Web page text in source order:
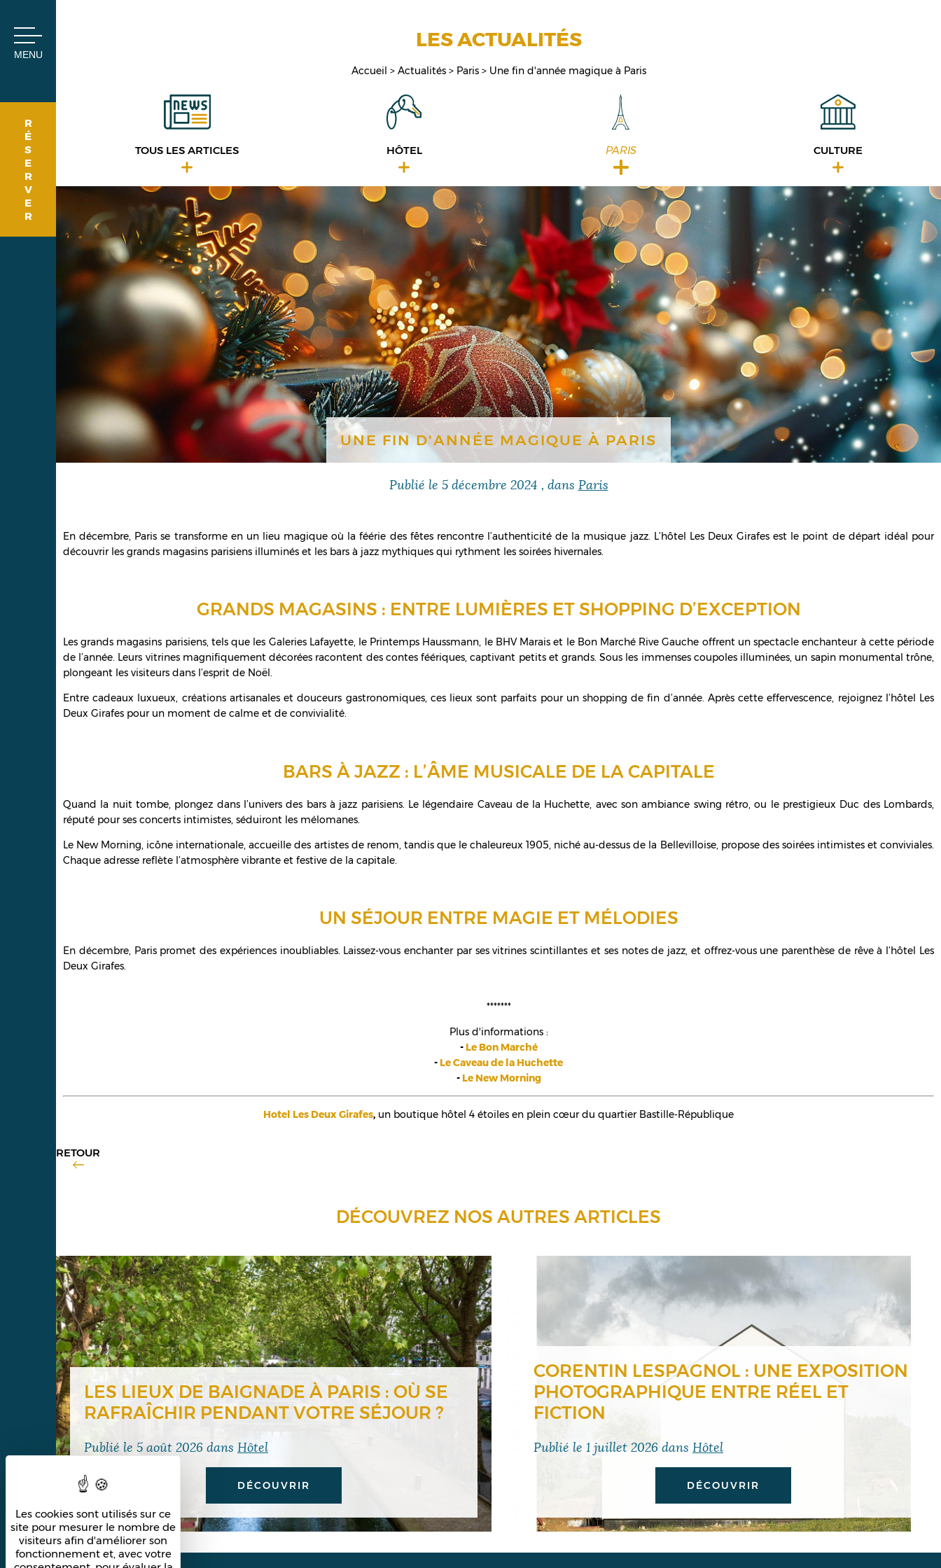
MENU
R
É
S
E
R
V
E
R
LES ACTUALITÉS
Accueil Actualités Paris Une fin d'année magique à Paris
TOUS LES ARTICLES HÔTEL PARIS CULTURE
UNE FIN D'ANNÉE MAGIQUE À PARIS
Publié le 5 décembre 2024 , dans Paris
En décembre, Paris se transforme en un lieu magique où la féérie des fêtes rencontre l’authenticité de la musique jazz. L’hôtel Les Deux Girafes est le point de départ idéal pour
découvrir les grands magasins parisiens illuminés et les bars à jazz mythiques qui rythment les soirées hivernales.
GRANDS MAGASINS : ENTRE LUMIÈRES ET SHOPPING D’EXCEPTION
Les grands magasins parisiens, tels que les Galeries Lafayette, le Printemps Haussmann, le BHV Marais et le Bon Marché Rive Gauche offrent un spectacle enchanteur à cette période
de l’année. Leurs vitrines magnifiquement décorées racontent des contes féériques, captivant petits et grands. Sous les immenses coupoles illuminées, un sapin monumental trône,
plongeant les visiteurs dans l’esprit de Noël.
Entre cadeaux luxueux, créations artisanales et douceurs gastronomiques, ces lieux sont parfaits pour un shopping de fin d’année. Après cette effervescence, rejoignez l’hôtel Les
Deux Girafes pour un moment de calme et de convivialité.
BARS À JAZZ : L’ÂME MUSICALE DE LA CAPITALE
Quand la nuit tombe, plongez dans l’univers des bars à jazz parisiens. Le légendaire Caveau de la Huchette, avec son ambiance swing rétro, ou le prestigieux Duc des Lombards,
réputé pour ses concerts intimistes, séduiront les mélomanes.
Le New Morning, icône internationale, accueille des artistes de renom, tandis que le chaleureux 1905, niché au-dessus de la Bellevilloise, propose des soirées intimistes et conviviales.
Chaque adresse reflète l’atmosphère vibrante et festive de la capitale.
UN SÉJOUR ENTRE MAGIE ET MÉLODIES
En décembre, Paris promet des expériences inoubliables. Laissez-vous enchanter par ses vitrines scintillantes et ses notes de jazz, et offrez-vous une parenthèse de rêve à l’hôtel Les
Deux Girafes.
*******
Plus d'informations :
- Le Bon Marché
- Le Caveau de la Huchette
- Le New Morning
Hotel Les Deux Girafes, un boutique hôtel 4 étoiles en plein cœur du quartier Bastille-République
RETOUR
DÉCOUVREZ NOS AUTRES ARTICLES
LES LIEUX DE BAIGNADE À PARIS : OÙ SE
RAFRAÎCHIR PENDANT VOTRE SÉJOUR ?
Publié le 5 août 2026 dans Hôtel
DÉCOUVRIR
CORENTIN LESPAGNOL : UNE EXPOSITION
PHOTOGRAPHIQUE ENTRE RÉEL ET
FICTION
Publié le 1 juillet 2026 dans Hôtel
DÉCOUVRIR
Les cookies sont utilisés sur ce
site pour mesurer le nombre de
visiteurs afin d'améliorer son
fonctionnement et, avec votre